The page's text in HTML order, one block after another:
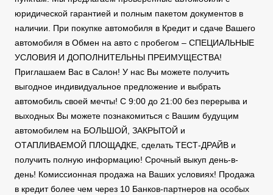
юридической гарантией и полным пакетом документов в
наличии. При покупке автомобиля в Кредит и сдаче Вашего
автомобиля в Обмен на авто с пробегом – СПЕЦИАЛЬНЫЕ
УСЛОВИЯ И ДОПОЛНИТЕЛЬНЫ ПРЕИМУЩЕСТВА!
Приглашаем Вас в Салон! У нас Вы можете получить
выгодное индивидуальное предложение и выбрать
автомобиль своей мечты! С 9:00 до 21:00 без перерыва и
выходных Вы можете познакомиться с Вашим будущим
автомобилем на БОЛЬШОЙ, ЗАКРЫТОЙ и
ОТАПЛИВАЕМОЙ ПЛОЩАДКЕ, сделать ТЕСТ-ДРАЙВ и
получить полную информацию! Срочный выкуп день-в-
день! Комиссионная продажа на Ваших условиях! Продажа
в кредит более чем через 10 Банков-партнеров на особых